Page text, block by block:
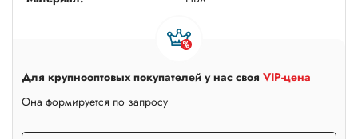
Для крупнооптовых покупателей у нас своя VIP-цена
Она формируется по запросу